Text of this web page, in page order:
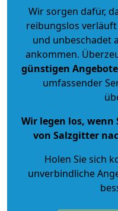
Wir sorgen dafür,
reibungslos
und unbeschadet
ankommen.
günstigen
umfassender
Wir legen los, wenn
von Salzgitter
Holen Sie sich
unverbindliche